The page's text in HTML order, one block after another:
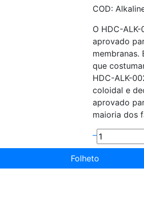
COD:
O HDC-
aprovado
que
HDC-ALK-
coloidal e
aprovado
maioria dos
–
Folheto